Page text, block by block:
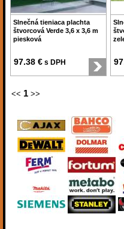
Slnečná tieniaca plachta
štvorcová Verde 3,6 x 3,6 m
piesková
97.38 € s DPH
<< 1 >>